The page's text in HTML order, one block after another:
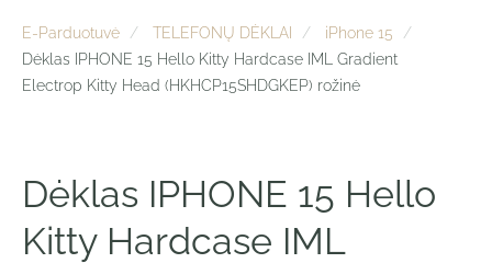
E-Parduotuvė TELEFONŲ DĖKLAI
iPhone 15
Dėklas IPHONE 15 Hello Kitty Hardcase IML Gradient
Electrop Kitty Head (HKHCP15SHDGKEP) rožinė
Dėklas IPHONE 15 Hello
Kitty Hardcase IML